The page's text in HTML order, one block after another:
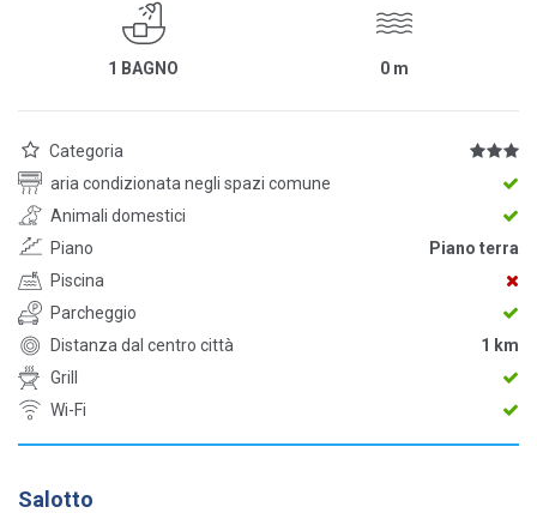
1 BAGNO 0 m
Categoria
aria condizionata negli spazi comune
Animali domestici
Piano
Piano terra
Piscina
Parcheggio
Distanza dal centro città
1 km
Grill
Wi-Fi
Salotto